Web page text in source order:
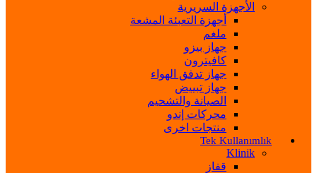
الأجهزة السريرية
أجهزة التعبئة المشعة
ملغم
جهاز بيزو
كافيترون
جهاز تدفق الهواء
جهاز تبييض
الصيانة والتشحيم
محركات إندو
منتجات اخرى
Tek Kullanımlık
Klinik
قفاز